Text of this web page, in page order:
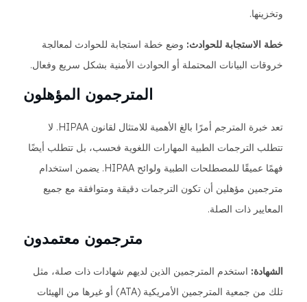
وتخزينها.
خطة الاستجابة للحوادث: وضع خطة استجابة للحوادث لمعالجة
خروقات البيانات المحتملة أو الحوادث الأمنية بشكل سريع وفعال.
المترجمون المؤهلون
تعد خبرة المترجم أمرًا بالغ الأهمية للامتثال لقانون HIPAA. لا
تتطلب الترجمات الطبية المهارات اللغوية فحسب، بل تتطلب أيضًا
فهمًا عميقًا للمصطلحات الطبية ولوائح HIPAA. يضمن استخدام
مترجمين مؤهلين أن تكون الترجمات دقيقة ومتوافقة مع جميع
المعايير ذات الصلة.
مترجمون معتمدون
الشهادة: استخدم المترجمين الذين لديهم شهادات ذات صلة، مثل
تلك من جمعية المترجمين الأمريكية (ATA) أو غيرها من الهيئات